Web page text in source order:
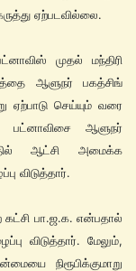
ஏற்படவில்லை.
முதல் மந்திரி
ஆளுநர் பகத்சிங்
ஏற்பாடு செய்யும் வரை
பட்னாவிசை ஆளுநர்
ஆட்சி அமைக்க
விடுத்தார்.
பா.ஜ.க. என்பதால்
விடுத்தார். மேலும்,
நிரூபிக்குமாறு